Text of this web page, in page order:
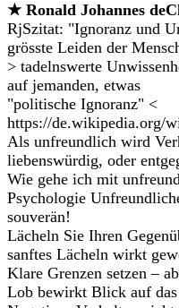
★ Ronald Johannes
RjSzitat: "Ignoranz und
grösste Leiden der
> tadelnswerte
auf jemanden, etwas
"politische Ignoranz" <
https://de.wikipedia.org/
Als unfreundlich wird
liebenswürdig, oder
Wie gehe ich mit
Psychologie
souverän!
Lächeln Sie Ihren
sanftes Lächeln wirkt
Klare Grenzen setzen –
Lob bewirkt Blick auf